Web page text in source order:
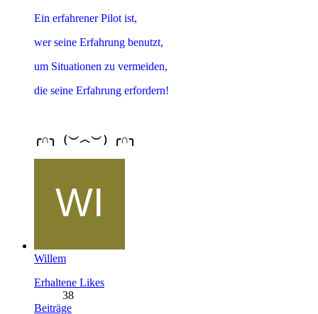
Ein erfahrener Pilot ist,
wer seine Erfahrung benutzt,
um Situationen zu vermeiden,
die seine Erfahrung erfordern!
╭∩╮（︶︿︶）╭∩╮
Willem
Erhaltene Likes
38
Beiträge